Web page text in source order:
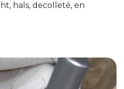
hals, decolleté, en